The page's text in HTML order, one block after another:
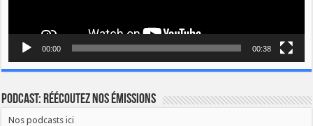
00:00 00:38
Podcast: Réécoutez nos émissions
Nos podcasts ici